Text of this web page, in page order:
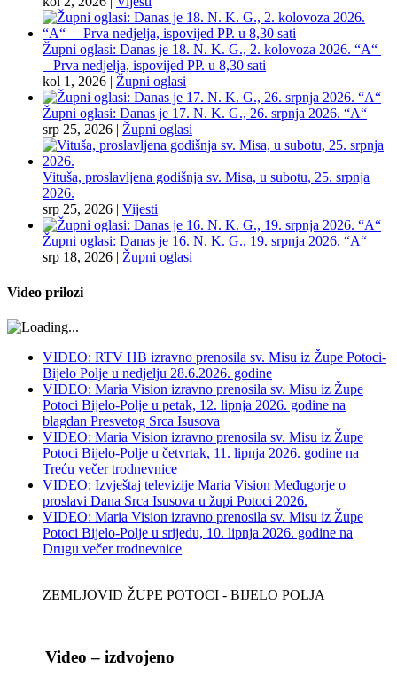
Župni oglasi: Danas je 18. N. K. G., 2. kolovoza 2026. “A“
– Prva nedjelja, ispovijed PP. u 8,30 sati
kol 1, 2026 | Župni oglasi
Župni oglasi: Danas je 17. N. K. G., 26. srpnja 2026. “A“
srp 25, 2026 | Župni oglasi
Vituša, proslavljena godišnja sv. Misa, u subotu, 25. srpnja
2026.
srp 25, 2026 | Vijesti
Župni oglasi: Danas je 16. N. K. G., 19. srpnja 2026. “A“
srp 18, 2026 | Župni oglasi
Video prilozi
VIDEO: RTV HB izravno prenosila sv. Misu iz Župe Potoci-
Bijelo Polje u nedjelju 28.6.2026. godine
VIDEO: Maria Vision izravno prenosila sv. Misu iz Župe
Potoci Bijelo-Polje u petak, 12. lipnja 2026. godine na
blagdan Presvetog Srca Isusova
VIDEO: Maria Vision izravno prenosila sv. Misu iz Župe
Potoci Bijelo-Polje u četvrtak, 11. lipnja 2026. godine na
Treću večer trodnevnice
VIDEO: Izvještaj televizije Maria Vision Međugorje o
proslavi Dana Srca Isusova u župi Potoci 2026.
VIDEO: Maria Vision izravno prenosila sv. Misu iz Župe
Potoci Bijelo-Polje u srijedu, 10. lipnja 2026. godine na
Drugu večer trodnevnice
ZEMLJOVID ŽUPE POTOCI - BIJELO POLJA
Video – izdvojeno